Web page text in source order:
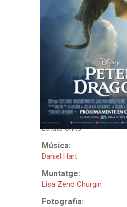
David Lowery
Intèrprets:
Oakes Fegley
Bryce Dallas Howard
Robert Redford
Wes Bentley
Isiah Whitlock Jr.
Oona Laurence
País:
Estats Units
Música:
Daniel Hart
Muntatge:
Lisa Zeno Churgin
Fotografia: